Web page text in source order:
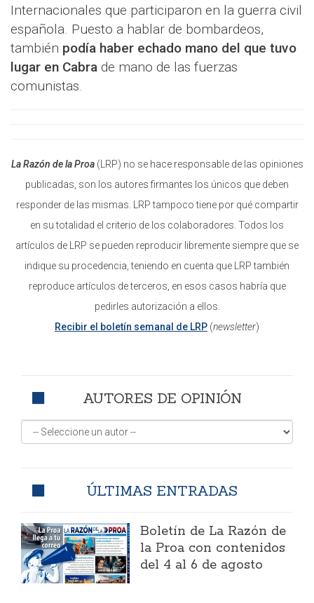
Internacionales que participaron en la guerra civil
española. Puesto a hablar de bombardeos,
también podía haber echado mano del que tuvo
lugar en Cabra de mano de las fuerzas
comunistas.
La Razón de la Proa(LRP) no se hace responsable de las opiniones
publicadas, son los autores firmantes los únicos que deben
responder de las mismas. LRP tampoco tiene por qué compartir
en su totalidad el criterio de los colaboradores. Todos los
artículos de LRP se pueden reproducir libremente siempre que se
indique su procedencia, teniendo en cuenta que LRP también
reproduce artículos de terceros, en esos casos habría que
pedirles autorización a ellos.
Recibir el boletín semanal de LRP (newsletter)
AUTORES DE OPINIÓN
ÚLTIMAS ENTRADAS
Boletín de La Razón de
la Proa con contenidos
del 4 al 6 de agosto